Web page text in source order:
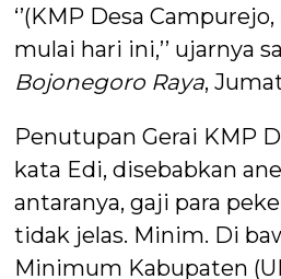
‘’(KMP Desa
mulai hari ini,’’ ujarnya
Bojonegoro Raya,
Penutupan Gerai KMP
kata Edi, disebabkan
antaranya, gaji para
tidak jelas. Minim. Di
Minimum Kabupaten